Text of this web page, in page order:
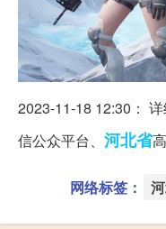
2023-11-18 12:30：
信公众平台、 河北省
网络标签：